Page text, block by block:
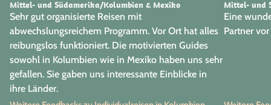
Mittel- und Südamerika/Kolumbien & Mexiko
Sehr gut organisierte Reisen mit
abwechslungsreichem Programm. Vor Ort hat alles
reibungslos funktioniert. Die motivierten Guides
sowohl in Kolumbien wie in Mexiko haben uns sehr
gefallen. Sie gaben uns interessante Einblicke in
ihre Länder.
Mittel- und
Eine
Partner